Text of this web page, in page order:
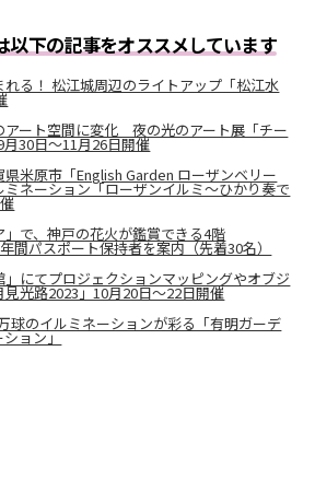
以下の記事をオススメしています
る！ 松江城周辺のライトアップ「松江水
アート空間に変化 夜の光のアート展「チー
30日～11月26日開催
米原市「English Garden ローザンベリー
ネーション「ローザンイルミ～ひかり奏で
で、神戸の花火が鑑賞できる4階
間パスポート保持者を案内（先着30名）
にてプロジェクションマッピングやオブジ
光路2023」10月20日～22日開催
球のイルミネーションが彩る「有明ガーデ
ョン」